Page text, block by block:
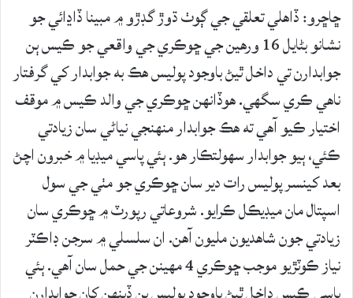
ڇاڇرو: ڏاهلي تعلقي جي ڳوٺ ڌوڙ گڊڙو ۾ مبينا ڏاڍائي جو
نشانو بڻايل 16 ورهين جي ڇوڪري جي واقعي جو ڪيس ٻن
جوابدارن تي داخل ٿيڻ باوجود پوليس هڪ به جوابدار کي گرفتار
ناهي ڪري سگهي. هوڏانهن ڇوڪري جي والد ڪيس ۾ موقف
اختيار ڪيو آهي ته هڪ جوابدار منهنجي نياڻي سان زيادتي
ڪئي، ٻيو جوابدار سهولتڪار هو. ٻئي پاسي ميڊيا ۾ خبرون اچڻ
بعد کينسر پوليس رات دير سان ڇوڪري جو مٺي جي سول
اسپتال مان ميڊيڪل ڪرايو. شروعاتي رپورٽ ۾ ڇوڪري سان
زيادتي جون شاهديون مليون آهن. ان سلسلي ۾ سرجن ڊاڪٽر
نياز ڪوٽڙيو موجب ڇوڪري 4 مهينن جي حمل سان آهي. ٻئي